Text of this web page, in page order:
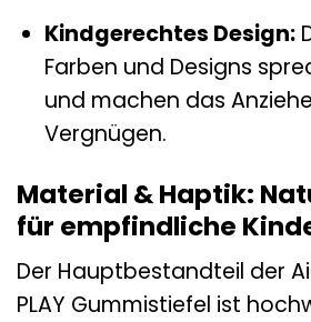
Kindgerechtes Design:
Farben und Designs
und machen das
Vergnügen.
Material & Haptik:
für empfindliche
Der Hauptbestandteil der
PLAY Gummistiefel ist